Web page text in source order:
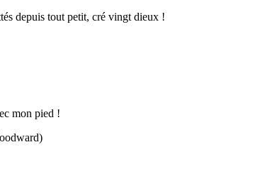
depuis tout petit, cré vingt dieux !
mon pied !